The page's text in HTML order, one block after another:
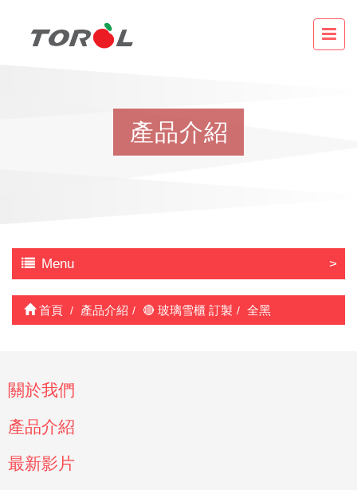
產品介紹
Menu
首頁 產品介紹 🔴 玻璃雪櫃 訂製 全黑
關於我們
產品介紹
最新影片